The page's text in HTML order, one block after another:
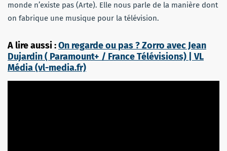
monde n’existe pas (Arte). Elle nous parle de la manière dont
on fabrique une musique pour la télévision.
A lire aussi :On regarde ou pas ? Zorro avec Jean
Dujardin ( Paramount+ / France Télévisions) | VL
Média (vl-media.fr)